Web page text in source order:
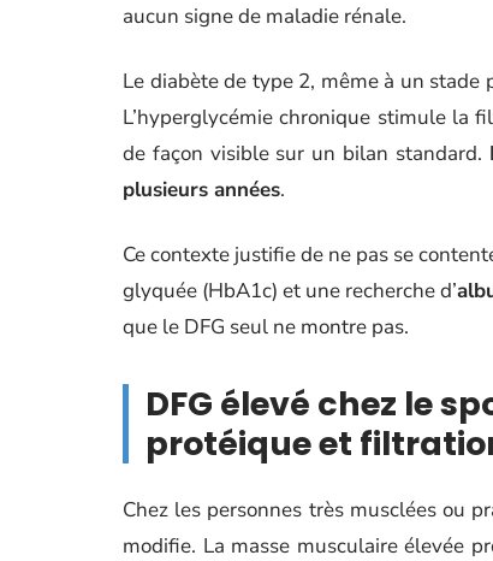
aucun signe de maladie rénale.
Le diabète de type 2, même à un stade
L’hyperglycémie chronique stimule la
de façon visible sur un bilan standard.
plusieurs années.
Ce contexte justifie de ne pas se
glyquée (HbA1c) et une recherche d’
que le DFG seul ne montre pas.
DFG élevé chez le
protéique et
Chez les personnes très musclées ou
modifie. La masse musculaire élevée